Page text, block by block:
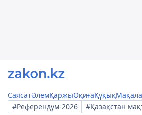
СаясатӘлемҚаржыОқиғаҚұқық
#Референдум-2026
#Қазақстан